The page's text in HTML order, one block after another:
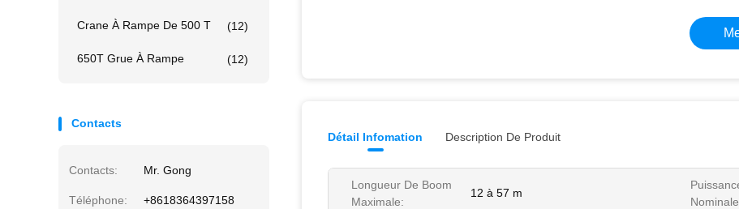
Crane À Rampe De 500 T (12)
650T Grue À Rampe (12)
Contacts
Contacts: Mr. Gong
Téléphone: +8618364397158
Détail Infomation Description De Produit
Longueur De Boom
Maximale:
12 à 57 m